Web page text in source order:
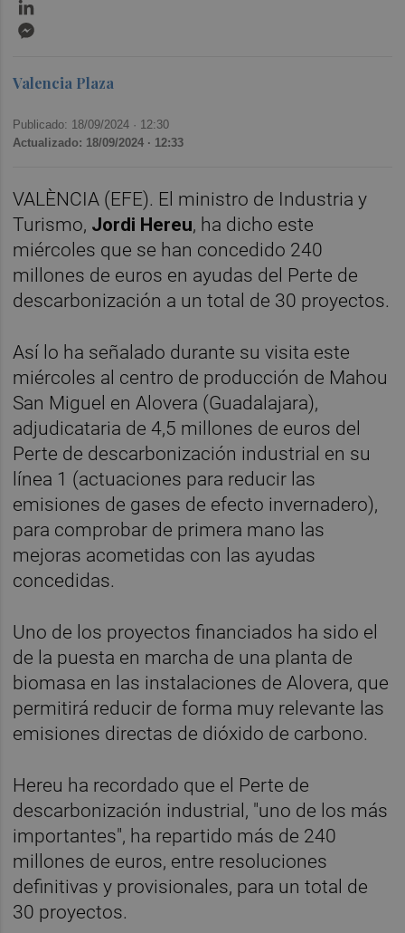
Valencia Plaza
Publicado: 18/09/2024 · 12:30
Actualizado: 18/09/2024 · 12:33
VALÈNCIA (EFE). El ministro de Industria y
Turismo, Jordi Hereu, ha dicho este
miércoles que se han concedido 240
millones de euros en ayudas del Perte de
descarbonización a un total de 30 proyectos.
Así lo ha señalado durante su visita este
miércoles al centro de producción de Mahou
San Miguel en Alovera (Guadalajara),
adjudicataria de 4,5 millones de euros del
Perte de descarbonización industrial en su
línea 1 (actuaciones para reducir las
emisiones de gases de efecto invernadero),
para comprobar de primera mano las
mejoras acometidas con las ayudas
concedidas.
Uno de los proyectos financiados ha sido el
de la puesta en marcha de una planta de
biomasa en las instalaciones de Alovera, que
permitirá reducir de forma muy relevante las
emisiones directas de dióxido de carbono.
Hereu ha recordado que el Perte de
descarbonización industrial, "uno de los más
importantes", ha repartido más de 240
millones de euros, entre resoluciones
definitivas y provisionales, para un total de
30 proyectos.